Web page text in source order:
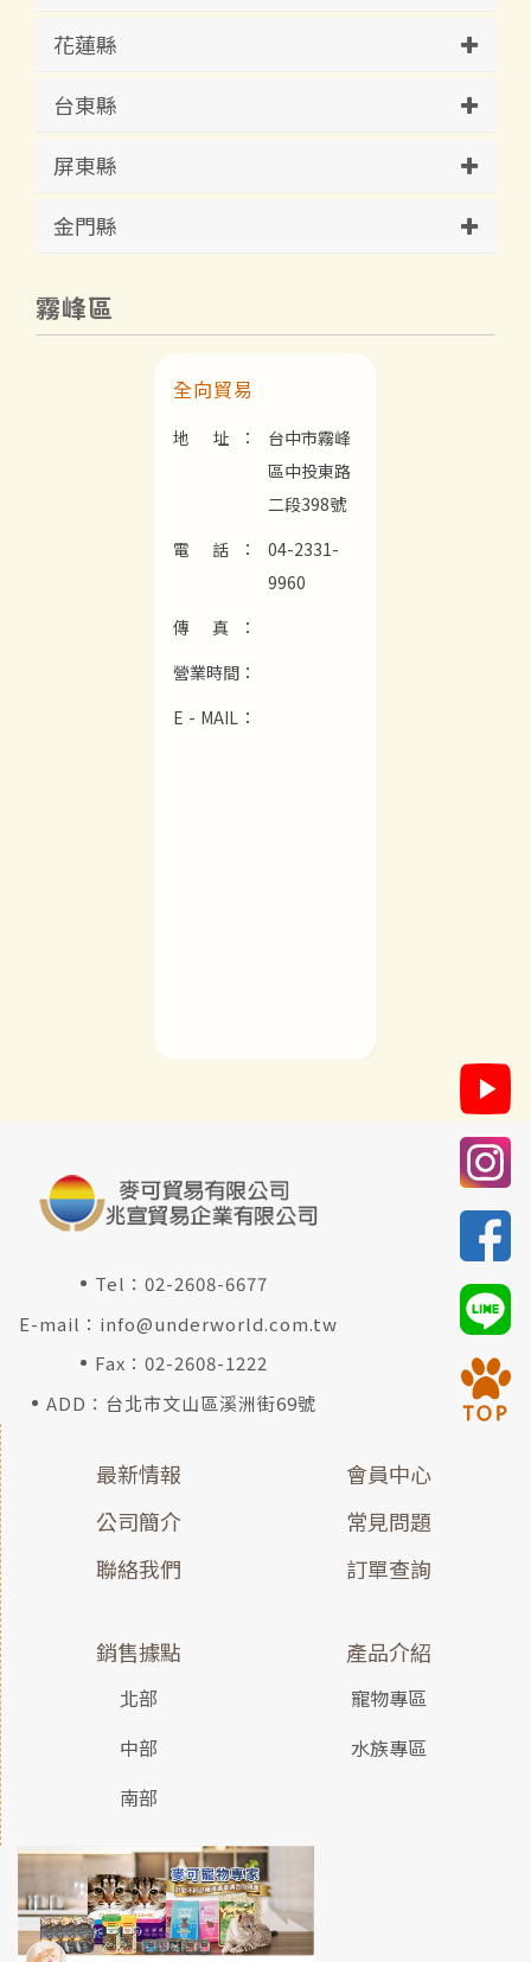
花蓮縣
台東縣
屏東縣
金門縣
霧峰區
全向貿易
地 址：
台中市霧峰
區中投東路
二段398號
電 話：
04-2331-
9960
傳 真：
營業時間：
E - MAIL：
Tel：02-2608-6677
E-mail： info@underworld.com.tw
Fax：02-2608-1222
ADD：台北市文山區溪洲街69號
最新情報
公司簡介
聯絡我們
會員中心
常見問題
訂單查詢
銷售據點
北部
中部
南部
產品介紹
寵物專區
水族專區